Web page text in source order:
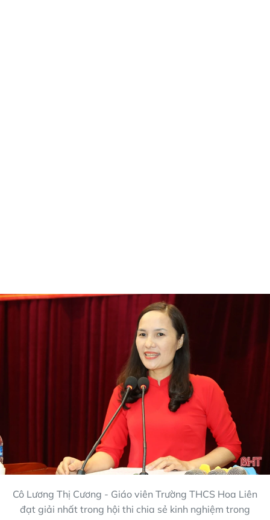
Cô Lương Thị Cương - Giáo viên Trường THCS Hoa Liên
đạt giải nhất trong hội thi chia sẻ kinh nghiệm trong